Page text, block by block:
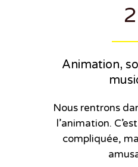
Animation,
Nous rentrons
l’animation.
compliquée,